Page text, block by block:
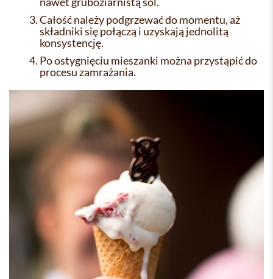
Całość należy podgrzewać do momentu, aż
składniki się połączą i uzyskają jednolitą
konsystencję.
Po ostygnięciu mieszanki można przystąpić do
procesu zamrażania.